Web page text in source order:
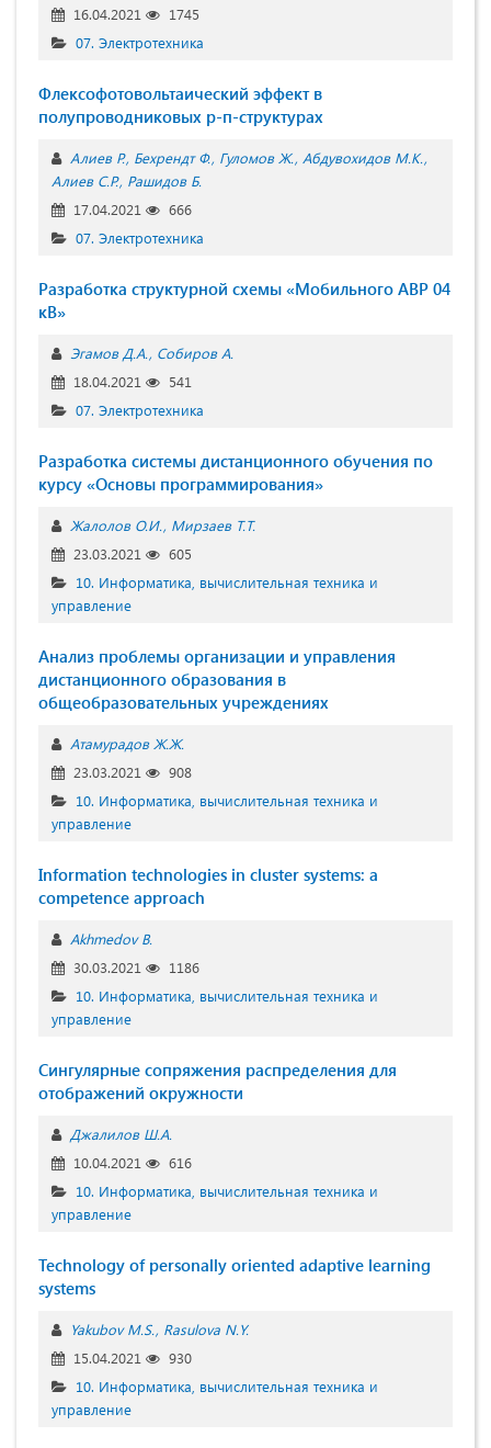
16.04.2021
1745
07. Электротехника
Флексофотовольтаический эффект в
полупроводниковых р-п-структурах
Алиев Р. Бехрендт Ф. Гуломов Ж. Абдувохидов М.К.
Алиев С.Р. Рашидов Б.
17.04.2021
666
07. Электротехника
Разработка структурной схемы «Мобильного АВР 04
кВ»
Эгамов Д.А. Собиров А.
18.04.2021
541
07. Электротехника
Разработка системы дистанционного обучения по
курсу «Основы программирования»
Жалолов О.И. Мирзаев Т.Т.
23.03.2021
605
10. Информатика, вычислительная техника и
управление
Анализ проблемы организации и управления
дистанционного образования в
общеобразовательных учреждениях
Атамурадов Ж.Ж.
23.03.2021
908
10. Информатика, вычислительная техника и
управление
Information technologies in cluster systems: a
competence approach
Akhmedov B.
30.03.2021
1186
10. Информатика, вычислительная техника и
управление
Сингулярные сопряжения распределения для
отображений окружности
Джалилов Ш.А.
10.04.2021
616
10. Информатика, вычислительная техника и
управление
Technology of personally oriented adaptive learning
systems
Yakubov M.S. Rasulova N.Y.
15.04.2021
930
10. Информатика, вычислительная техника и
управление